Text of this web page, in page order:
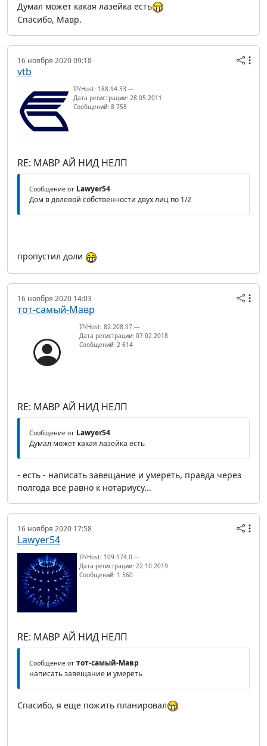
Думал может какая лазейка есть
Спасибо, Мавр.
16 ноября 2020 09:18
vtb
IP/Host: 188.94.33.---
Дата регистрации: 28.05.2011
Сообщений: 8 758
RE: МАВР АЙ НИД НЕЛП
Сообщение от Lawyer54
Дом в долевой собственности двух лиц по 1/2
пропустил доли
16 ноября 2020 14:03
тот-самый-Мавр
IP/Host: 82.208.97.---
Дата регистрации: 07.02.2018
Сообщений: 2 614
RE: МАВР АЙ НИД НЕЛП
Сообщение от Lawyer54
Думал может какая лазейка есть
- есть - написать завещание и умереть, правда через
полгода все равно к нотариусу...
16 ноября 2020 17:58
Lawyer54
IP/Host: 109.174.0.---
Дата регистрации: 22.10.2019
Сообщений: 1 560
RE: МАВР АЙ НИД НЕЛП
Сообщение от тот-самый-Мавр
написать завещание и умереть
Спасибо, я еще пожить планировал